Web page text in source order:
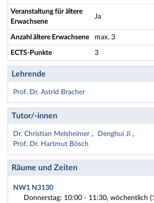
Veranstaltung für ältere
Erwachsene
Ja
Anzahl ältere Erwachsene max. 3
ECTS-Punkte 3
Lehrende
Prof. Dr. Astrid Bracher
Tutor/-innen
Dr. Christian Melsheimer
Denghui Ji
Prof. Dr. Hartmut Bösch
Räume und Zeiten
NW1 N3130
Donnerstag: 10:00 - 11:30, wöchentlich